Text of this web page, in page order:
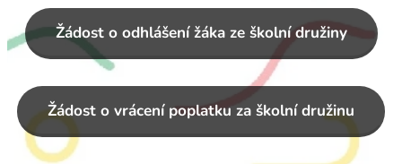
Žádost o odhlášení žáka ze školní družiny
Žádost o vrácení poplatku za školní družinu